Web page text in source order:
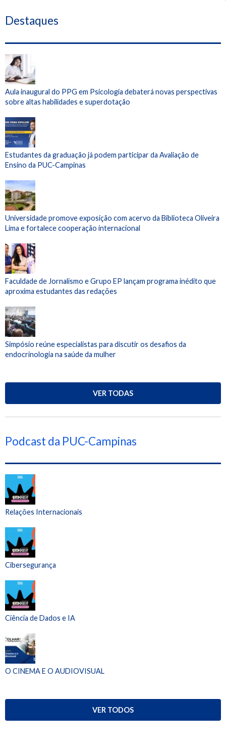
Destaques
Aula inaugural do PPG em Psicologia debaterá novas perspectivas
sobre altas habilidades e superdotação
Estudantes da graduação já podem participar da Avaliação de
Ensino da PUC-Campinas
Universidade promove exposição com acervo da Biblioteca Oliveira
Lima e fortalece cooperação internacional
Faculdade de Jornalismo e Grupo EP lançam programa inédito que
aproxima estudantes das redações
Simpósio reúne especialistas para discutir os desafios da
endocrinologia na saúde da mulher
VER TODAS
Podcast da PUC-Campinas
Relações Internacionais
Cibersegurança
Ciência de Dados e IA
O CINEMA E O AUDIOVISUAL
VER TODOS